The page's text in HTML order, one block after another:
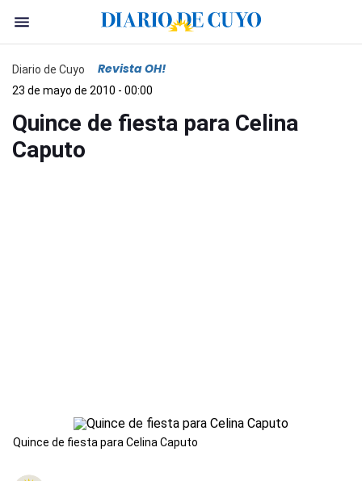
Diario de Cuyo Revista OH!
23 de mayo de 2010 - 00:00
Quince de fiesta para Celina
Caputo
Quince de fiesta para Celina Caputo